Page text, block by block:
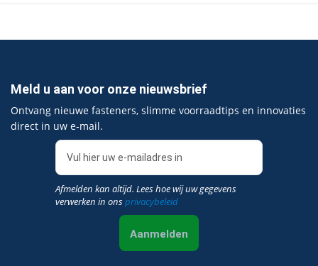
Meld u aan voor onze nieuwsbrief
Ontvang nieuwe fasteners, slimme voorraadtips en innovaties
direct in uw e‑mail.
Afmelden kan altijd. Lees hoe wij uw gegevens
verwerken in onsprivacybeleid
Aanmelden